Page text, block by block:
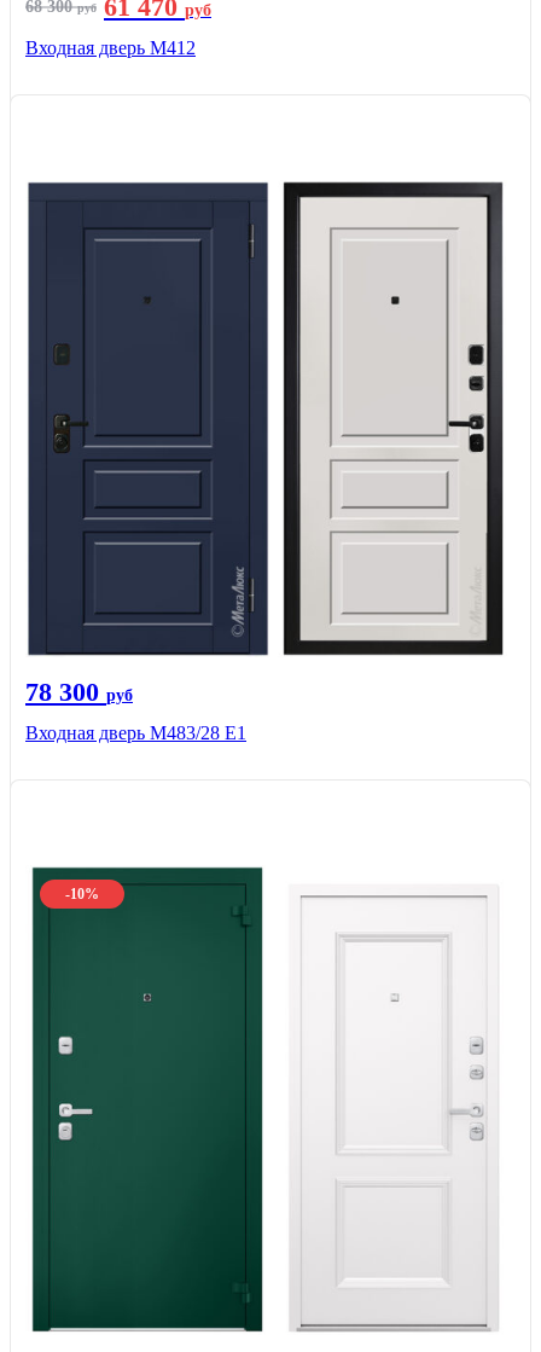
68 300руб 61 470 руб
Входная дверь М412
78 300 руб
Входная дверь М483/28 Е1
-10%